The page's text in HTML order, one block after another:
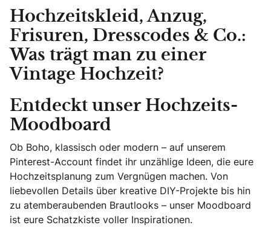
Hochzeitskleid, Anzug,
Frisuren, Dresscodes & Co.:
Was trägt man zu einer
Vintage Hochzeit?
Entdeckt unser Hochzeits-
Moodboard
Ob Boho, klassisch oder modern – auf unserem
Pinterest-Account findet ihr unzählige Ideen, die eure
Hochzeitsplanung zum Vergnügen machen. Von
liebevollen Details über kreative DIY-Projekte bis hin
zu atemberaubenden Brautlooks – unser Moodboard
ist eure Schatzkiste voller Inspirationen.